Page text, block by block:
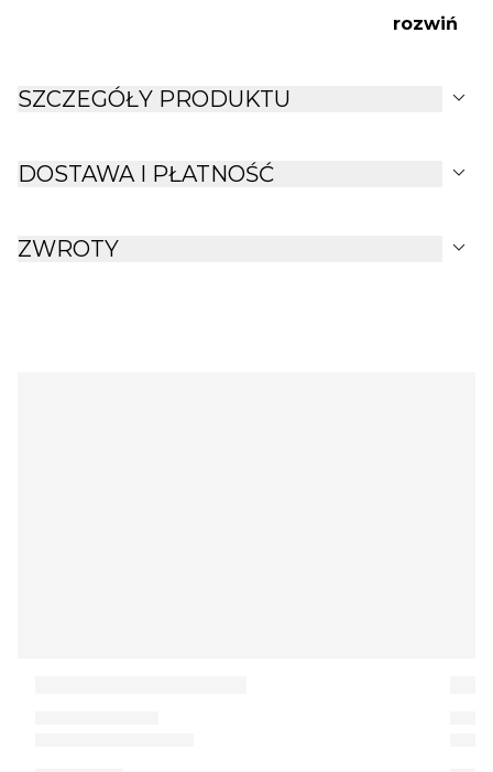
rozwiń
SZCZEGÓŁY PRODUKTU expand_more
DOSTAWA I PŁATNOŚĆ expand_more
ZWROTY expand_more